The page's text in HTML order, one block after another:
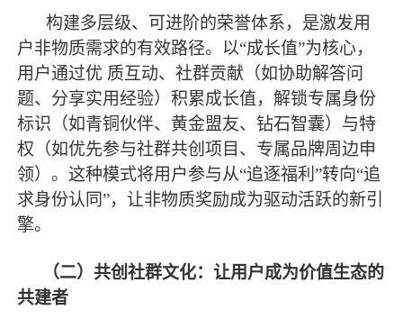
构建多层级、可进阶的荣誉体系，是激发用
户非物质需求的有效路径。以“成长值”为核心，
用户通过优 质互动、社群贡献（如协助解答问
题、分享实用经验）积累成长值，解锁专属身份
标识（如青铜伙伴、黄金盟友、钻石智囊）与特
权（如优先参与社群共创项目、专属品牌周边申
领）。这种模式将用户参与从“追逐福利”转向“追
求身份认同”，让非物质奖励成为驱动活跃的新引
擎。
（二）共创社群文化：让用户成为价值生态的
共建者